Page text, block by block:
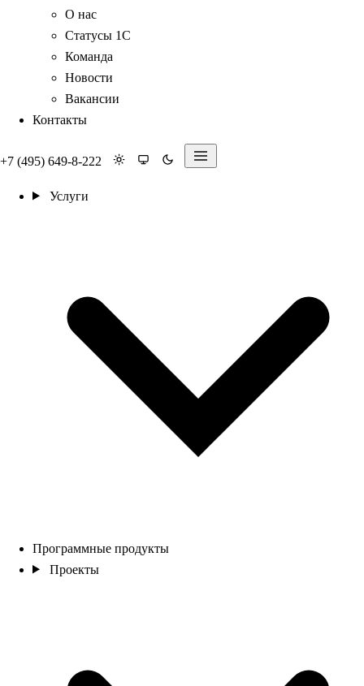
О нас
Статусы 1С
Команда
Новости
Вакансии
Контакты
+7 (495) 649-8-222
Услуги
Программные продукты
Проекты